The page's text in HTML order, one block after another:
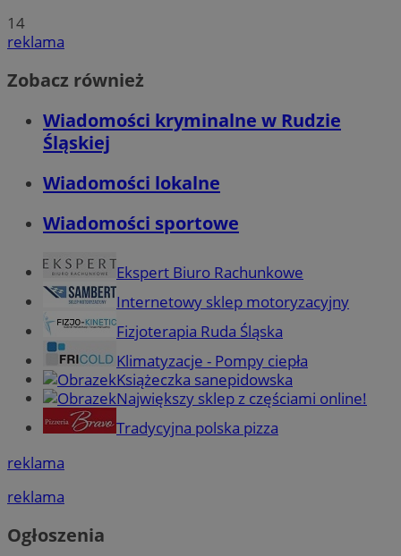
14
reklama
Zobacz również
Wiadomości kryminalne w Rudzie
Śląskiej
Wiadomości lokalne
Wiadomości sportowe
Ekspert Biuro Rachunkowe
Internetowy sklep motoryzacyjny
Fizjoterapia Ruda Śląska
Klimatyzacje - Pompy ciepła
Książeczka sanepidowska
Największy sklep z częściami online!
Tradycyjna polska pizza
reklama
reklama
Ogłoszenia